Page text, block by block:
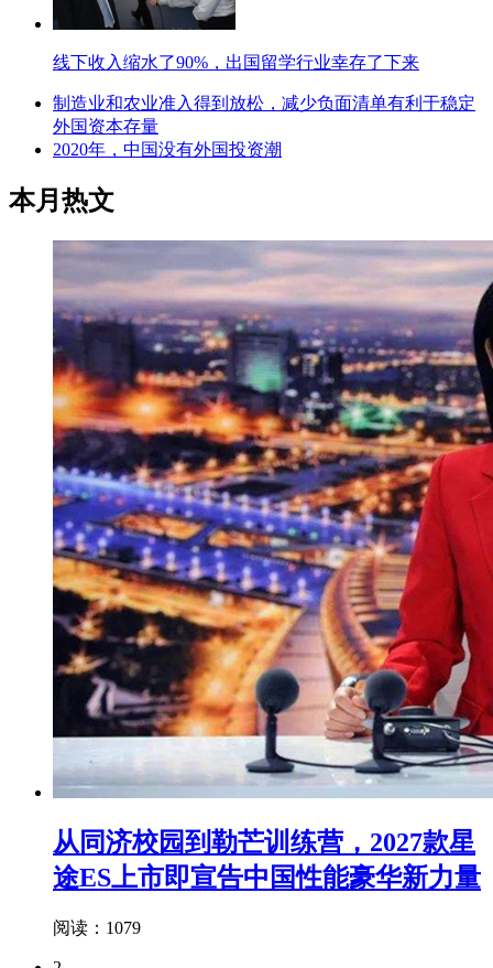
线下收入缩水了90%，出国留学行业幸存了下来
制造业和农业准入得到放松，减少负面清单有利于稳定
外国资本存量
2020年，中国没有外国投资潮
本月热文
从同济校园到勒芒训练营，2027款星
途ES上市即宣告中国性能豪华新力量
阅读：1079